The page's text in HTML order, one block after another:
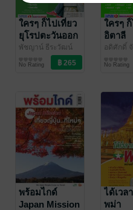
ใครๆ ก็ไปเที่ยว
ยุโรปตะวันออก
เล่ม 2 เล่มเดียว
เที่ยว 5 ประเทศ
เนีย โรมาเนีย
บัลแกเรีย
พัชญาน์ ธีระวัฒน์
/ สำนักพิมพ์
ฟอร์เวิร์ด
No Rating
ใครๆ
อิตาลี
อดิศักดิ์
สำนักพิม
No Rating
พร้อมไกด์
Japan Mission
ได้เวล
พม่า